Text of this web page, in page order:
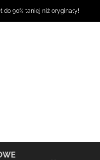
do 90% taniej niż oryginały!